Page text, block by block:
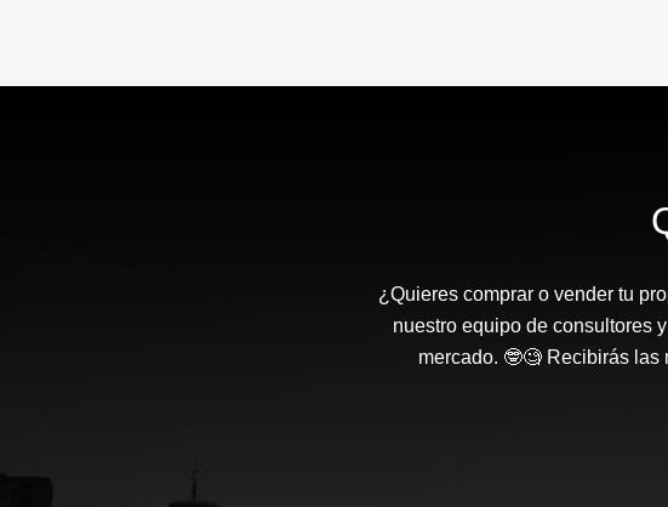
¿Quieres comprar o vender tu
nuestro equipo de consultores
mercado. 🤓🧐 Recibirás